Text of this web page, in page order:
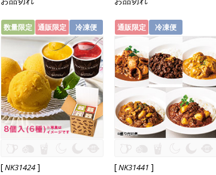
数量限定 通販限定 冷凍便
[NK31424]
通販限定 冷凍便
[NK31441 ]